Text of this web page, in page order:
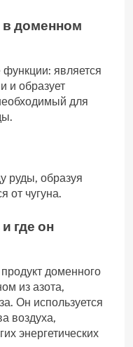
в доменном
является
и образует
для
руды‚ образуя
от чугуна.
где он
доменного
из азота‚
Он используется
воздуха‚
энергетических